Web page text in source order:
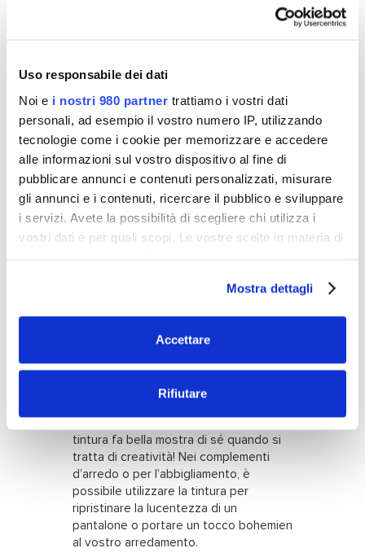
Uso responsabile dei dati
Noi e i nostri 980 partner trattiamo i vostri dati
personali, ad esempio il vostro numero IP, utilizzando
tecnologie come i cookie per memorizzare e accedere
alle informazioni sul vostro dispositivo al fine di
pubblicare annunci e contenuti personalizzati, misurare
gli annunci e i contenuti, ricercare il pubblico e sviluppare
i servizi. Avete la possibilità di scegliere chi utilizza i
vostri dati e per quali scopi. Le vostre scelte in materia di
modificare o revocare il proprio consenso in qualsiasi
momento dalla Dichiarazione sui cookie o facendo clic
sull'icona di attivazione della privacy.
Approfondisci come vengono elaborati i tuoi dati personali
e imposta le tue preferenze nella
modificare o ritirare il tuo consenso in qualsiasi momento
dalla Dichiarazione sui cookie.
Utilizziamo i cookie per personalizzare contenuti ed
annunci, per fornire funzionalità dei social media e per
analizzare il nostro traffico. Condividiamo inoltre
informazioni sul modo in cui utilizza il nostro sito con i
nostri partner che si occupano di analisi dei dati web,
Mostra dettagli
Accettare
Rifiutare
tuoi pantaloni bianchi preferiti che non
tessuto che credevi ormai perso.
Anche se la tintura non nasconde le
tracce, può essere una soluzione per
riparare il danno.
Leggi la nostra guida « STATO DEI
TESSUTI DA COLORARE »
Questa è una tintura
ECONOMICA!
LA TINTURA PER
PERSONALIZZARE
tintura fa bella mostra di sé quando si
tratta di creatività! Nei complementi
d’arredo o per l’abbigliamento, è
possibile utilizzare la tintura per
ripristinare la lucentezza di un
pantalone o portare un tocco bohemien
al vostro arredamento.